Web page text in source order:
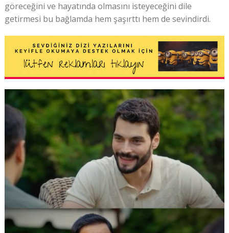
göreceğini ve hayatında olmasını isteyeceğini dile
getirmesi bu bağlamda hem şaşırttı hem de sevindirdi.